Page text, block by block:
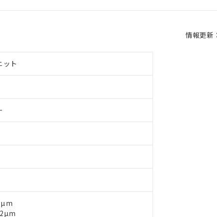
情報更新
ット
いただき、同意のうえご利用ください。
指令（10物質）の非含有に対応した製品に切り替える予定のある商
RoHS指令（10物質）の非含有に非対応の商品で、対応品を出す予
RoHS指令（10物質）の非含有の対応状況を調査中または確認中の商
ス料など無形物で、有害物質有無と関係のない商品です。
り、非含有部品としていたものが、含有品と判明した場合などやむ
表